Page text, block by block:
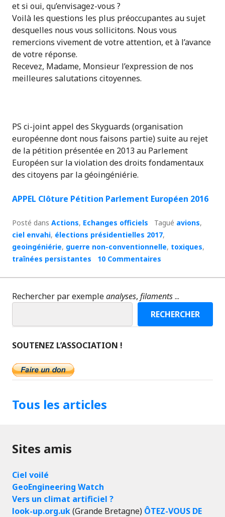
et si oui, qu’envisagez-vous ?
Voilà les questions les plus préoccupantes au sujet
desquelles nous vous sollicitons. Nous vous
remercions vivement de votre attention, et à l’avance
de votre réponse.
Recevez, Madame, Monsieur l’expression de nos
meilleures salutations citoyennes.
PS ci-joint appel des Skyguards (organisation
européenne dont nous faisons partie) suite au rejet
de la pétition présentée en 2013 au Parlement
Européen sur la violation des droits fondamentaux
des citoyens par la géoingéniérie.
APPEL Clôture Pétition Parlement Européen 2016
Posté dans Actions, Echanges officiels Tagué avions,
ciel envahi, élections présidentielles 2017,
geoingéniérie, guerre non-conventionnelle, toxiques,
traînées persistantes
10 Commentaires
Rechercher par exempleanalyses, filaments...
RECHERCHER
SOUTENEZ L’ASSOCIATION !
Tous les articles
Sites amis
Ciel voilé
GeoEngineering Watch
Vers un climat artificiel ?
look-up.org.uk(Grande Bretagne) ÔTEZ-VOUS DE